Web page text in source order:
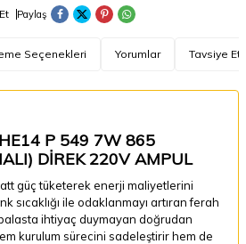
Paylaş
Seçenekleri Yorumlar Tavsiye Et
P 549 7W 865
DİREK 220V AMPUL
güç tüketerek enerji maliyetlerini
sıcaklığı ile odaklanmayı artıran ferah
ihtiyaç duymayan doğrudan
kurulum sürecini sadeleştirir hem de